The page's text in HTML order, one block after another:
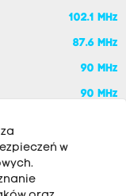
102.1 MHz
87.6 MHz
90 MHz
90 MHz
w